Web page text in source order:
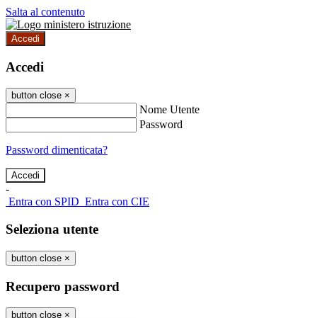
Salta al contenuto
Accedi
Accedi
button close ×
Nome Utente
Password
Password dimenticata?
-
Entra con SPID Entra con CIE
Seleziona utente
button close ×
Recupero password
button close ×